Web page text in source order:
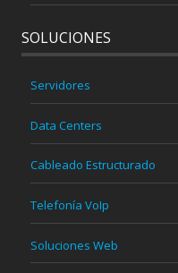
SOLUCIONES
Servidores
Data Centers
Cableado Estructurado
Telefonía VoIp
Soluciones Web